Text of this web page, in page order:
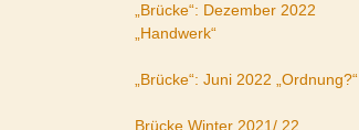
„Brücke“: Dezember 2022
„Handwerk“
„Brücke“: Juni 2022 „Ordnung?“
Brücke Winter 2021/ 22